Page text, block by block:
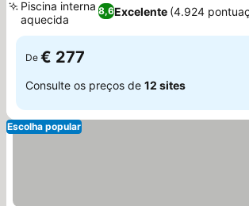
8,6Excelente (4.924
Piscina interna
aquecida
De € 277
Consulte os preços de 12 sites
Escolha popular